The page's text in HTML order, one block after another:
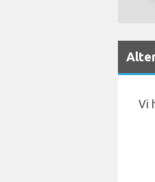
Vi